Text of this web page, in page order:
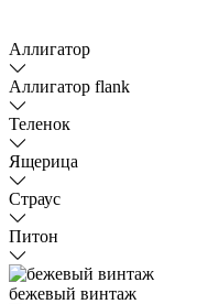
Аллигатор
Аллигатор flank
Теленок
Ящерица
Страус
Питон
бежевый винтаж